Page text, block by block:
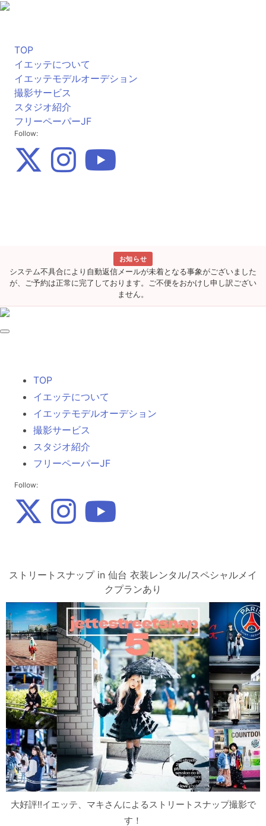
TOP
イエッテについて
イエッテモデルオーデション
撮影サービス
スタジオ紹介
フリーペーパーJF
Follow:
お知らせ
システム不具合により自動返信メールが未着となる事象がございました
が、ご予約は正常に完了しております。ご不便をおかけし申し訳ござい
ません。
TOP
イエッテについて
イエッテモデルオーデション
撮影サービス
スタジオ紹介
フリーペーパーJF
Follow:
ストリートスナップ in 仙台 衣装レンタル/スペシャルメイ
クプランあり
大好評!!イエッテ、マキさんによるストリートスナップ撮影で
す！